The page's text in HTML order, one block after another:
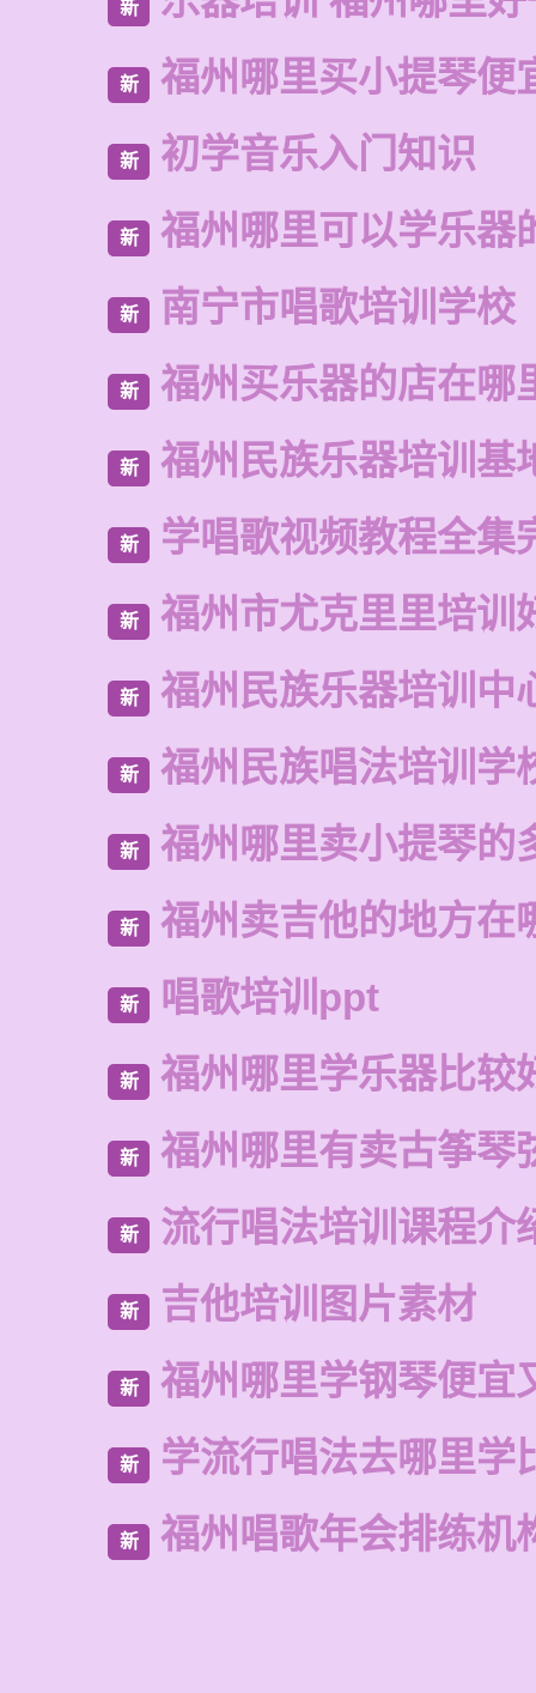
新
新 福州哪里买小提琴便
新 初学音乐入门知识
新 福州哪里可以学乐器
新 南宁市唱歌培训学校
新 福州买乐器的店在哪
新 福州民族乐器培训基
新 学唱歌视频教程全集
新 福州市尤克里里培训
新 福州民族乐器培训中
新 福州民族唱法培训学
新 福州哪里卖小提琴的
新 福州卖吉他的地方在
新 唱歌培训ppt
新 福州哪里学乐器比较
新 福州哪里有卖古筝琴
新 流行唱法培训课程介
新 吉他培训图片素材
新 福州哪里学钢琴便宜
新 学流行唱法去哪里学
新 福州唱歌年会排练机